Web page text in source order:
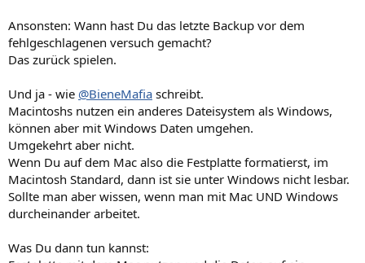
Ansonsten: Wann hast Du das letzte Backup vor dem
fehlgeschlagenen versuch gemacht?
Das zurück spielen.
Und ja - wie @BieneMafia schreibt.
Macintoshs nutzen ein anderes Dateisystem als Windows,
können aber mit Windows Daten umgehen.
Umgekehrt aber nicht.
Wenn Du auf dem Mac also die Festplatte formatierst, im
Macintosh Standard, dann ist sie unter Windows nicht lesbar.
Sollte man aber wissen, wenn man mit Mac UND Windows
durcheinander arbeitet.
Was Du dann tun kannst: